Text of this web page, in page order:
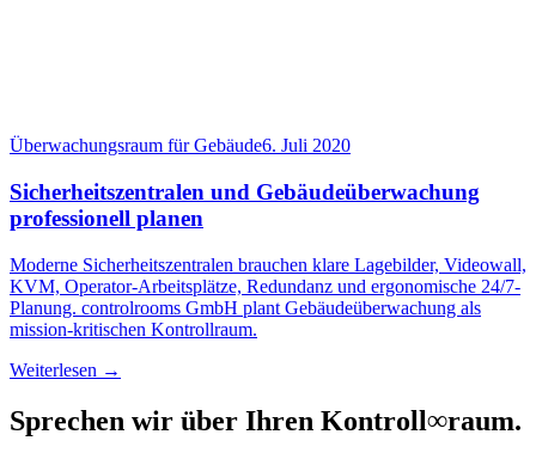
Überwachungsraum für Gebäude6. Juli 2020
Sicherheitszentralen und Gebäudeüberwachung
professionell planen
Moderne Sicherheitszentralen brauchen klare Lagebilder, Videowall,
KVM, Operator-Arbeitsplätze, Redundanz und ergonomische 24/7-
Planung. controlrooms GmbH plant Gebäudeüberwachung als
mission-kritischen Kontrollraum.
Weiterlesen →
Sprechen wir über Ihren Kontroll∞raum.